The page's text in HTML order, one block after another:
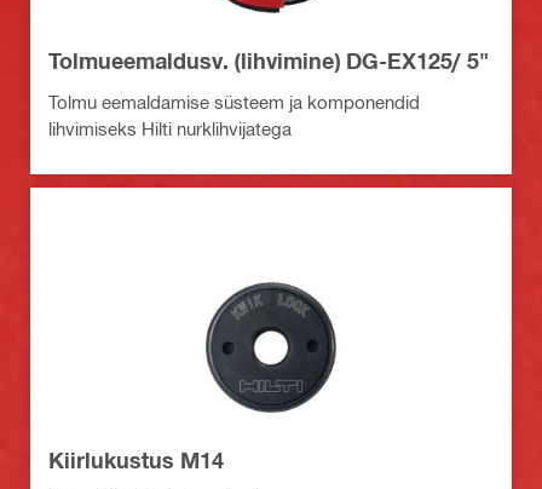
Tolmueemaldusv. (lihvimine) DG-EX125/ 5"
Tolmu eemaldamise süsteem ja komponendid
lihvimiseks Hilti nurklihvijatega
Kiirlukustus M14